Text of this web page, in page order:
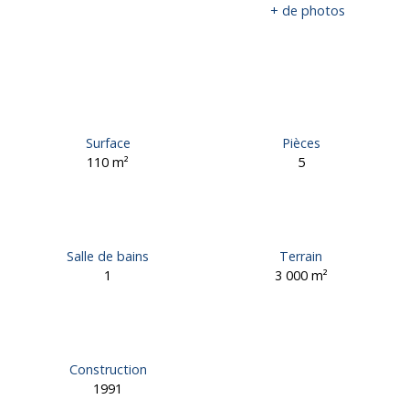
+ de photos
Surface
110m²
Pièces
5
Salle de bains
1
Terrain
3 000 m²
Construction
1991